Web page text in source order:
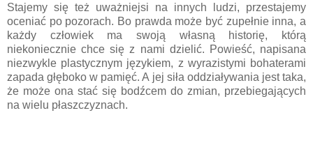
Stajemy się też uważniejsi na innych ludzi, przestajemy
oceniać po pozorach. Bo prawda może być zupełnie inna, a
każdy człowiek ma swoją własną historię, którą
niekoniecznie chce się z nami dzielić. Powieść, napisana
niezwykle plastycznym językiem, z wyrazistymi bohaterami
zapada głęboko w pamięć. A jej siła oddziaływania jest taka,
że może ona stać się bodźcem do zmian, przebiegających
na wielu płaszczyznach.